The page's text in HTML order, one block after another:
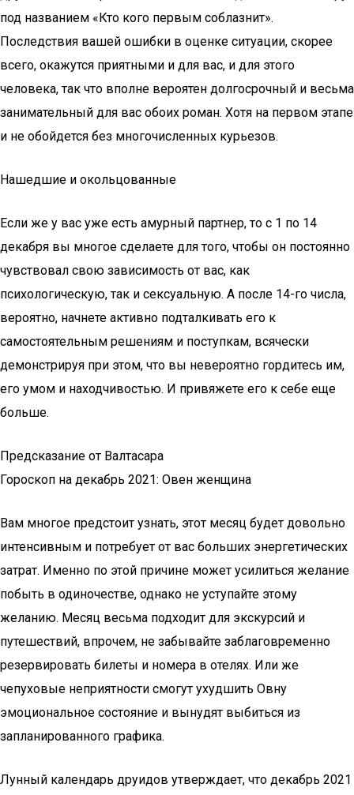
под названием «Кто кого первым соблазнит».
Последствия вашей ошибки в оценке ситуации, скорее
всего, окажутся приятными и для вас, и для этого
человека, так что вполне вероятен долгосрочный и весьма
занимательный для вас обоих роман. Хотя на первом этапе
и не обойдется без многочисленных курьезов.
Нашедшие и окольцованные
Если же у вас уже есть амурный партнер, то с 1 по 14
декабря вы многое сделаете для того, чтобы он постоянно
чувствовал свою зависимость от вас, как
психологическую, так и сексуальную. А после 14-го числа,
вероятно, начнете активно подталкивать его к
самостоятельным решениям и поступкам, всячески
демонстрируя при этом, что вы невероятно гордитесь им,
его умом и находчивостью. И привяжете его к себе еще
больше.
Предсказание от Валтасара
Гороскоп на декабрь 2021: Овен женщина
Вам многое предстоит узнать, этот месяц будет довольно
интенсивным и потребует от вас больших энергетических
затрат. Именно по этой причине может усилиться желание
побыть в одиночестве, однако не уступайте этому
желанию. Месяц весьма подходит для экскурсий и
путешествий, впрочем, не забывайте заблаговременно
резервировать билеты и номера в отелях. Или же
чепуховые неприятности смогут ухудшить Овну
эмоциональное состояние и вынудят выбиться из
запланированного графика.
Лунный календарь друидов утверждает, что декабрь 2021